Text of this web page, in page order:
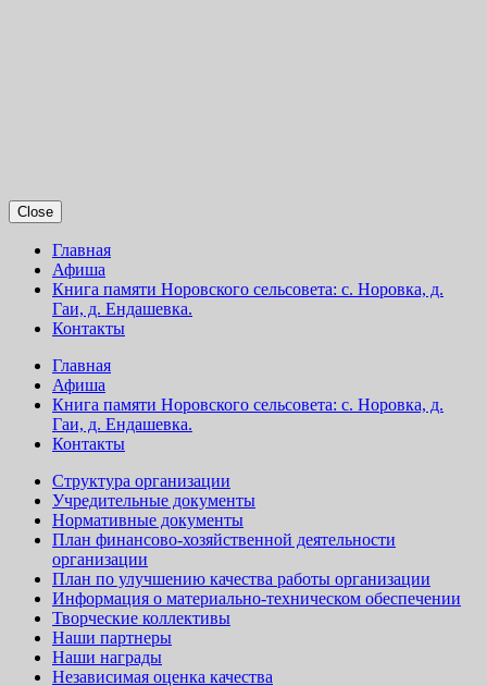
Close
Главная
Афиша
Книга памяти Норовского сельсовета: с. Норовка, д.
Гаи, д. Ендашевка.
Контакты
Главная
Афиша
Книга памяти Норовского сельсовета: с. Норовка, д.
Гаи, д. Ендашевка.
Контакты
Структура организации
Учредительные документы
Нормативные документы
План финансово-хозяйственной деятельности
организации
План по улучшению качества работы организации
Информация о материально-техническом обеспечении
Творческие коллективы
Наши партнеры
Наши награды
Независимая оценка качества